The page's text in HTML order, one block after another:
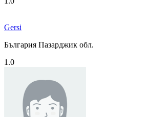
Gersi
България Пазарджик обл.
1.0